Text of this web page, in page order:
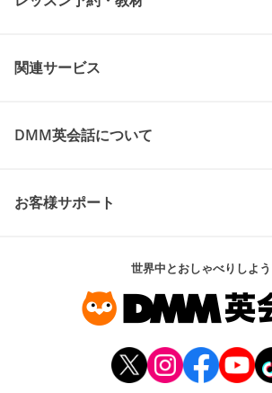
関連サービス
DMM英会話について
お客様サポート
世界中とおしゃべりしよう